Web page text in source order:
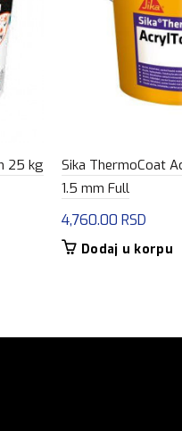
25 kg
Sika ThermoCoat
1.5 mm Full
4,760.00 RSD
Dodaj u korpu